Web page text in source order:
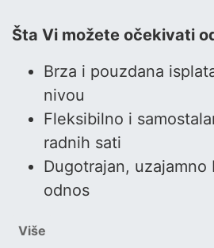
Šta Vi možete očekivati
Brza i pouzdana
nivou
Fleksibilno i
radnih sati
Dugotrajan,
odnos
Više